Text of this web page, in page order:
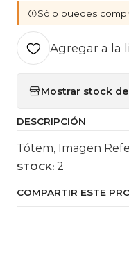
Sólo puedes
Agregar a la
Mostrar stock
DESCRIPCIÓN
Tótem, Imagen
STOCK: 2
COMPARTIR ESTE